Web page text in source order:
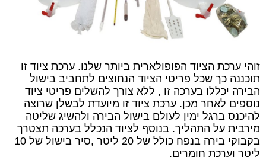
זוהי ערכת הציוד הפופולארית ביותר שלנו. ערכת ציוד זו
תוכננה כך שכל פריטי הציוד הנחוצים לתחביב בישול
הבירה יכללו בערכה זו , ללא צורך להשלים פריטי ציוד
נוספים לאחר מכן. ערכת ציוד זו מיועדת לבשלן שרוצה
להיכנס ברגל ימין לעולם בישול הבירה ולהשיג שליטה
מירבית על התהליך. בנוסף לציוד הנכלל בערכה תצטרך
בקבוקי בירה בנפח כולל של 20 ליטר ,סיר בישול של 10
ליטר וערכת חומרים.